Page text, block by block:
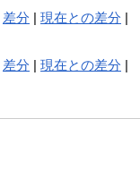
差分 |現在との差分 |
差分 |現在との差分 |